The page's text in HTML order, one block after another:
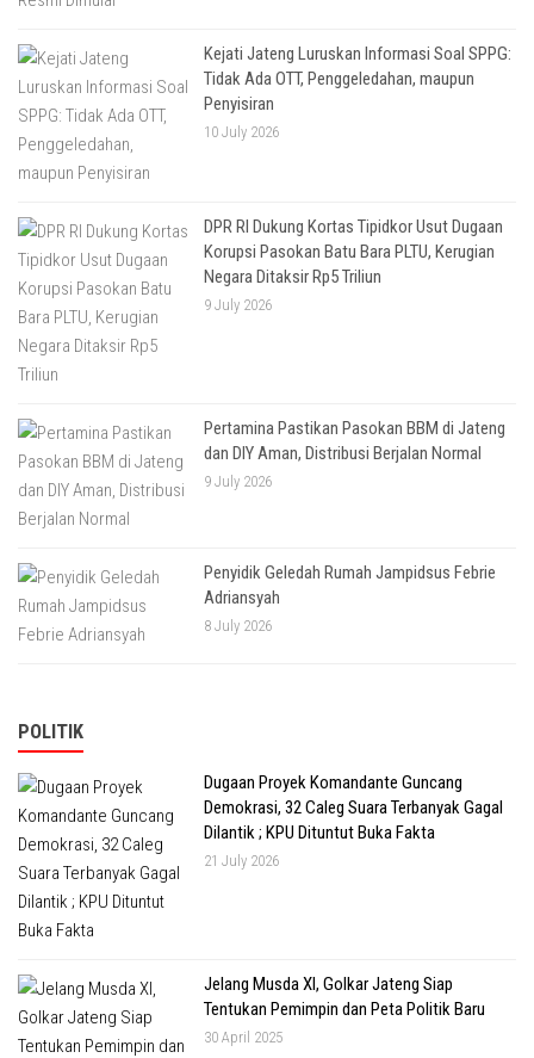
Kejati Jateng Luruskan Informasi Soal SPPG:
Tidak Ada OTT, Penggeledahan, maupun
Penyisiran
10 July 2026
DPR RI Dukung Kortas Tipidkor Usut Dugaan
Korupsi Pasokan Batu Bara PLTU, Kerugian
Negara Ditaksir Rp5 Triliun
9 July 2026
Pertamina Pastikan Pasokan BBM di Jateng
dan DIY Aman, Distribusi Berjalan Normal
9 July 2026
Penyidik Geledah Rumah Jampidsus Febrie
Adriansyah
8 July 2026
POLITIK
Dugaan Proyek Komandante Guncang
Demokrasi, 32 Caleg Suara Terbanyak Gagal
Dilantik ; KPU Dituntut Buka Fakta
21 July 2026
Jelang Musda XI, Golkar Jateng Siap
Tentukan Pemimpin dan Peta Politik Baru
30 April 2025